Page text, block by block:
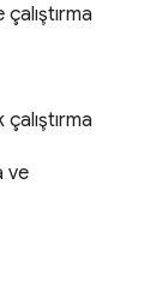
ve